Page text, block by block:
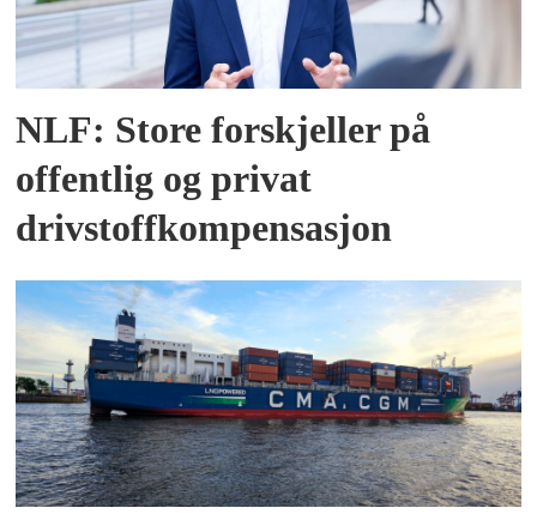
NLF: Store forskjeller på
offentlig og privat
drivstoffkompensasjon